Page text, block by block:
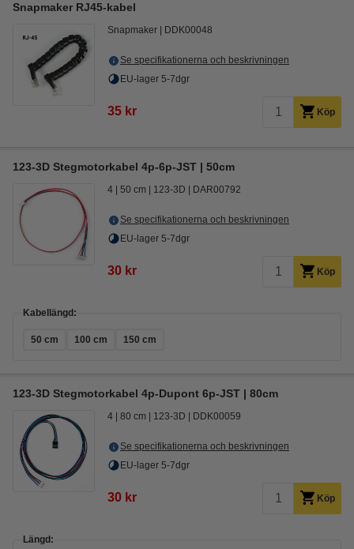
Snapmaker RJ45-kabel
Snapmaker DDK00048
Se specifikationerna och beskrivningen
EU-lager 5-7dgr
35 kr Köp
123-3D Stegmotorkabel 4p-6p-JST | 50cm
4 50 cm 123-3D DAR00792
Se specifikationerna och beskrivningen
EU-lager 5-7dgr
30 kr Köp
Kabellängd:
50 cm 100 cm 150 cm
123-3D Stegmotorkabel 4p-Dupont 6p-JST | 80cm
4 80 cm 123-3D DDK00059
Se specifikationerna och beskrivningen
EU-lager 5-7dgr
30 kr Köp
Längd: